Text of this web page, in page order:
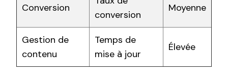
Conversion
conversion
Moyenne
Gestion de
contenu
Temps de
mise à jour
Élevée